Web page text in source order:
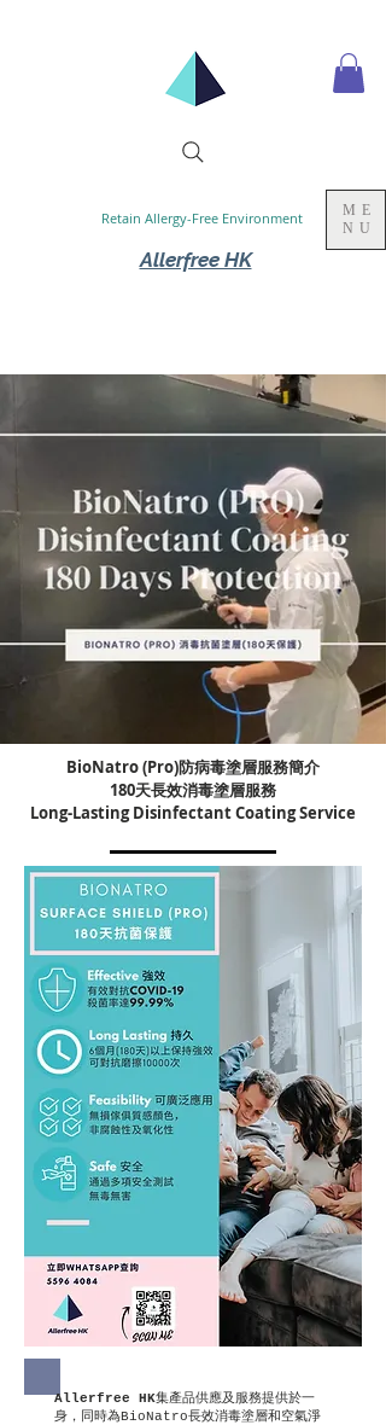
Allerfree HK
Retain Allergy-Free Environment
ME
NU
BioNatro (Pro)防病毒塗層服務簡介
​180天長效消毒塗層服務
Long-Lasting Disinfectant Coating Service
Allerfree HK集產品供應及服務提供於一
身，同時為BioNatro長效消毒塗層和空氣淨